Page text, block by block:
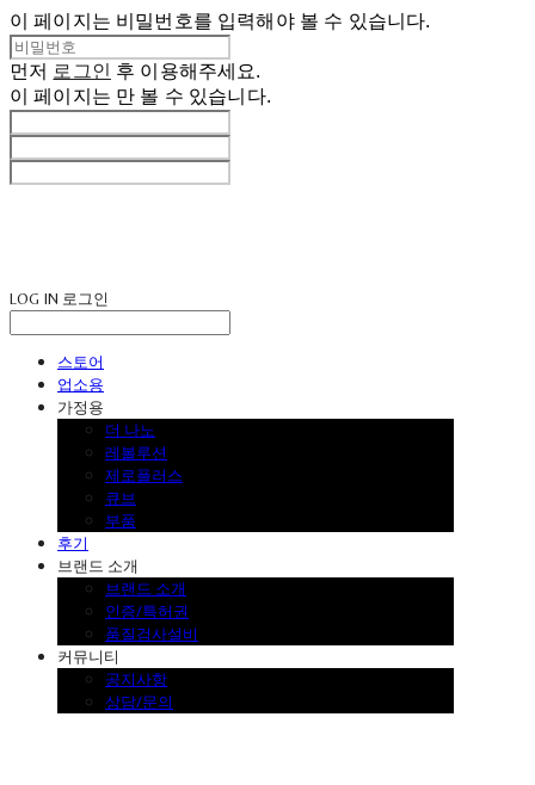
이 페이지는 비밀번호를 입력해야 볼 수 있습니다.
먼저 로그인 후 이용해주세요.
이 페이지는 만 볼 수 있습니다.
LOG IN 로그인
스토어
업소용
가정용
더 나노
레볼루션
제로플러스
큐브
부품
후기
브랜드 소개
브랜드 소개
인증/특허권
품질검사설비
커뮤니티
공지사항
상담/문의